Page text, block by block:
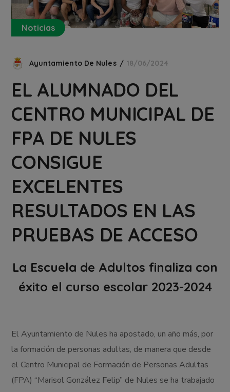
Noticias
Ayuntamiento De Nules 18/06/2024
EL ALUMNADO DEL
CENTRO MUNICIPAL DE
FPA DE NULES
CONSIGUE
EXCELENTES
RESULTADOS EN LAS
PRUEBAS DE ACCESO
La Escuela de Adultos finaliza con
éxito el curso escolar 2023-2024
El Ayuntamiento de Nules ha apostado, un año más, por
la formación de personas adultas, de manera que desde
el Centro Municipal de Formación de Personas Adultas
(FPA) “Marisol González Felip” de Nules se ha trabajado